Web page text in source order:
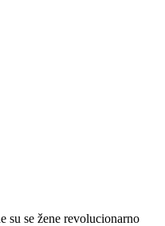
su se žene revolucionarno